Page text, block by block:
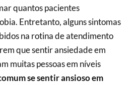
quantos pacientes
Entretanto, alguns sintomas
na rotina de atendimento
que sentir ansiedade em
muitas pessoas em níveis
se sentir ansioso em